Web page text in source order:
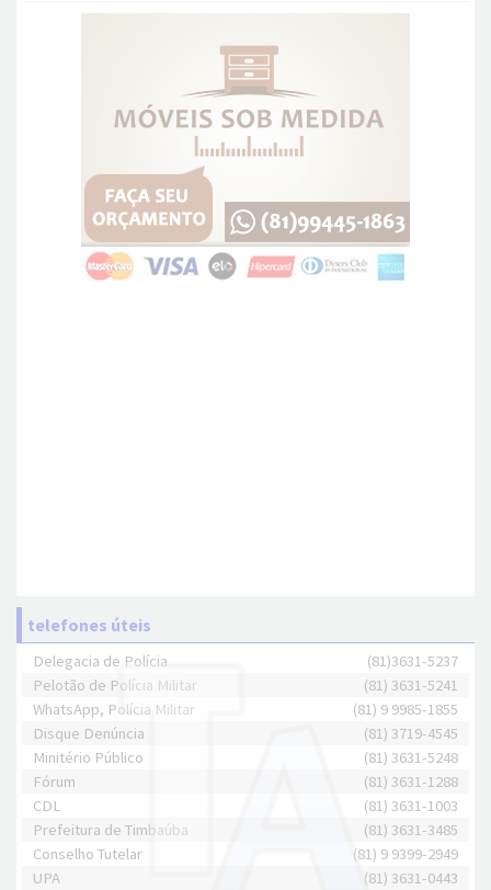
telefones úteis
Delegacia de Polícia
(81)3631-5237
Pelotão de Polícia Militar
(81) 3631-5241
WhatsApp, Polícia Militar
(81) 9 9985-1855
Disque Denúncia
(81) 3719-4545
Minitério Público
(81) 3631-5248
Fórum
(81) 3631-1288
CDL
(81) 3631-1003
Prefeitura de Timbaúba
(81) 3631-3485
Conselho Tutelar
(81) 9 9399-2949
UPA
(81) 3631-0443